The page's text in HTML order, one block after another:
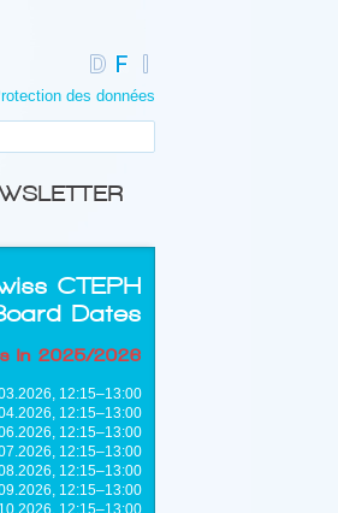
des données
CTEPH
Dates
in 2025/2026
12:15–13:00
12:15–13:00
12:15–13:00
12:15–13:00
12:15–13:00
12:15–13:00
12:15–13:00